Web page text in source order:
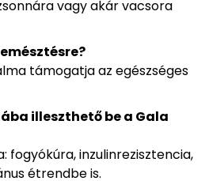
vagy akár vacsora
támogatja az egészséges
illeszthető be a Gala
fogyókúra, inzulinrezisztencia,
étrendbe is.